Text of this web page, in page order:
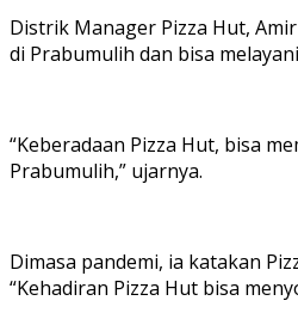
Distrik Manager Pizza Hut,
di Prabumulih dan bisa
“Keberadaan Pizza Hut, bisa
Prabumulih,” ujarnya.
Dimasa pandemi, ia katakan
“Kehadiran Pizza Hut bisa